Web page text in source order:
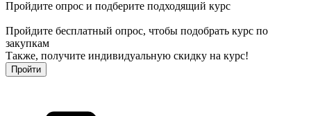
Пройдите опрос и подберите подходящий курс
Пройдите бесплатный опрос, чтобы подобрать курс по
закупкам
Также, получите индивидуальную скидку на курс!
Пройти